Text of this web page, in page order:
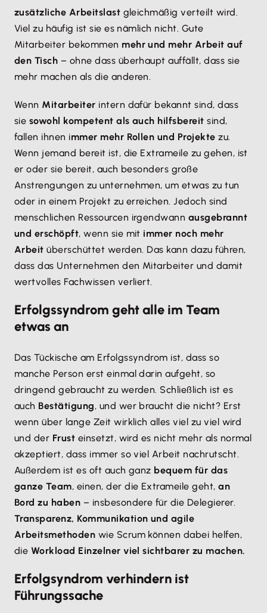
zusätzliche Arbeitslast gleichmäßig verteilt wird.
Viel zu häufig ist sie es nämlich nicht. Gute
Mitarbeiter bekommen mehr und mehr Arbeit auf
den Tisch – ohne dass überhaupt auffällt, dass sie
mehr machen als die anderen.
Wenn Mitarbeiter intern dafür bekannt sind, dass
sie sowohl kompetent als auch hilfsbereit sind,
fallen ihnen immer mehr Rollen und Projekte zu.
Wenn jemand bereit ist, die Extrameile zu gehen, ist
er oder sie bereit, auch besonders große
Anstrengungen zu unternehmen, um etwas zu tun
oder in einem Projekt zu erreichen. Jedoch sind
menschlichen Ressourcen irgendwann ausgebrannt
und erschöpft, wenn sie mit immer noch mehr
Arbeit überschüttet werden. Das kann dazu führen,
dass das Unternehmen den Mitarbeiter und damit
wertvolles Fachwissen verliert.
Erfolgssyndrom geht alle im Team
etwas an
Das Tückische am Erfolgssyndrom ist, dass so
manche Person erst einmal darin aufgeht, so
dringend gebraucht zu werden. Schließlich ist es
auch Bestätigung, und wer braucht die nicht? Erst
wenn über lange Zeit wirklich alles viel zu viel wird
und der Frust einsetzt, wird es nicht mehr als normal
akzeptiert, dass immer so viel Arbeit nachrutscht.
Außerdem ist es oft auch ganz bequem für das
ganze Team, einen, der die Extrameile geht,an
Bord zu haben – insbesondere für die Delegierer.
Transparenz, Kommunikation und agile
Arbeitsmethoden wie Scrum können dabei helfen,
die Workload Einzelner viel sichtbarer zu machen.
Erfolgsyndrom verhindern ist
Führungssache